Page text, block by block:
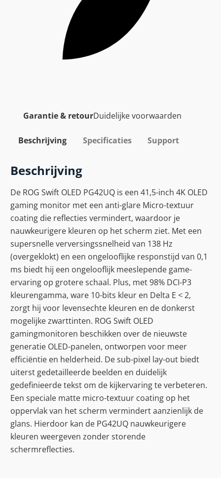
Garantie & retourDuidelijke voorwaarden
Beschrijving Specificaties Support
Beschrijving
De ROG Swift OLED PG42UQ is een 41,5-inch 4K OLED
gaming monitor met een anti-glare Micro-textuur
coating die reflecties vermindert, waardoor je
nauwkeurigere kleuren op het scherm ziet. Met een
supersnelle verversingssnelheid van 138 Hz
(overgeklokt) en een ongelooflijke responstijd van 0,1
ms biedt hij een ongelooflijk meeslepende game-
ervaring op grotere schaal. Plus, met 98% DCI-P3
kleurengamma, ware 10-bits kleur en Delta E < 2,
zorgt hij voor levensechte kleuren en de donkerst
mogelijke zwarttinten. ROG Swift OLED
gamingmonitoren beschikken over de nieuwste
generatie OLED-panelen, ontworpen voor meer
efficiëntie en helderheid. De sub-pixel lay-out biedt
uiterst gedetailleerde beelden en duidelijk
gedefinieerde tekst om de kijkervaring te verbeteren.
Een speciale matte micro-textuur coating op het
oppervlak van het scherm vermindert aanzienlijk de
glans. Hierdoor kan de PG42UQ nauwkeurigere
kleuren weergeven zonder storende
schermreflecties.